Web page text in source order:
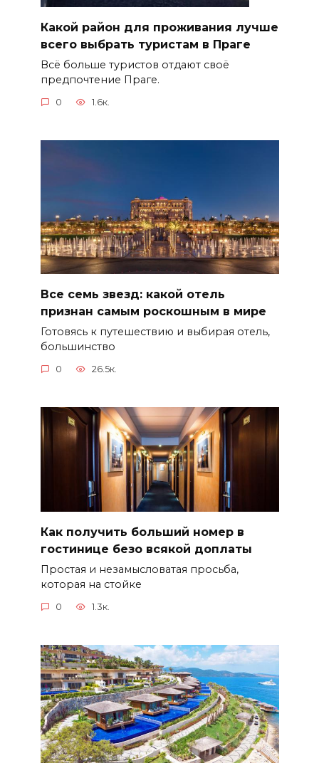
Какой район для проживания лучше
всего выбрать туристам в Праге
Всё больше туристов отдают своё
предпочтение Праге.
0 1.6к.
Все семь звезд: какой отель
признан самым роскошным в мире
Готовясь к путешествию и выбирая отель,
большинство
0 26.5к.
Как получить больший номер в
гостинице безо всякой доплаты
Простая и незамысловатая просьба,
которая на стойке
0 1.3к.